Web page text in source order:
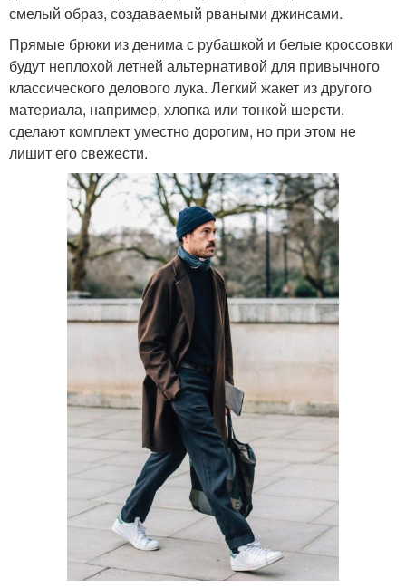
смелый образ, создаваемый рваными джинсами.
Прямые брюки из денима с рубашкой и белые кроссовки
будут неплохой летней альтернативой для привычного
классического делового лука. Легкий жакет из другого
материала, например, хлопка или тонкой шерсти,
сделают комплект уместно дорогим, но при этом не
лишит его свежести.